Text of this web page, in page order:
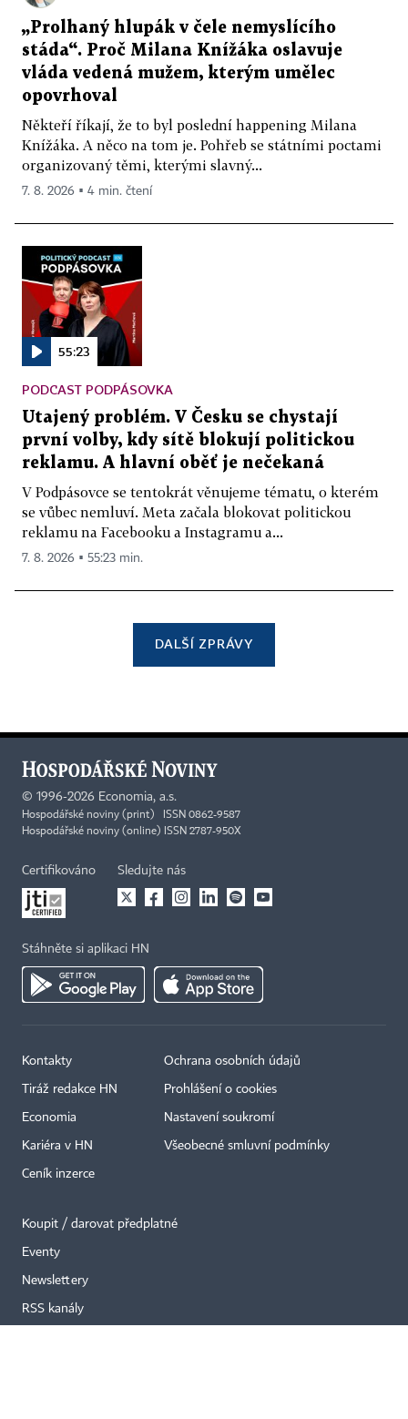
„Prolhaný hlupák v čele nemyslícího
stáda“. Proč Milana Knížáka oslavuje
vláda vedená mužem, kterým umělec
opovrhoval
Někteří říkají, že to byl poslední happening Milana
Knížáka. A něco na tom je. Pohřeb se státními poctami
organizovaný těmi, kterými slavný...
7. 8. 2026 ▪ 4 min. čtení
55:23
PODCAST PODPÁSOVKA
Utajený problém. V Česku se chystají
první volby, kdy sítě blokují politickou
reklamu. A hlavní oběť je nečekaná
V Podpásovce se tentokrát věnujeme tématu, o kterém
se vůbec nemluví. Meta začala blokovat politickou
reklamu na Facebooku a Instagramu a...
7. 8. 2026 ▪ 55:23 min.
DALŠÍ ZPRÁVY
© 1996-2026 Economia, a.s.
Hospodářské noviny (print) ISSN 0862-9587
Hospodářské noviny (online) ISSN 2787-950X
Certifikováno Sledujte nás
Stáhněte si aplikaci HN
Kontakty
Tiráž redakce HN
Economia
Kariéra v HN
Ceník inzerce
Ochrana osobních údajů
Prohlášení o cookies
Nastavení soukromí
Všeobecné smluvní podmínky
Koupit / darovat předplatné
Eventy
Newslettery
RSS kanály